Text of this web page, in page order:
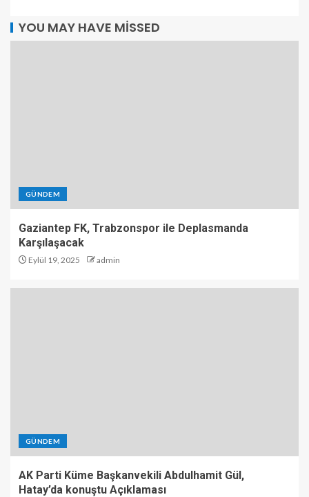
YOU MAY HAVE MISSED
GÜNDEM
Gaziantep FK, Trabzonspor ile Deplasmanda
Karşılaşacak
Eylül 19, 2025 admin
GÜNDEM
AK Parti Küme Başkanvekili Abdulhamit Gül,
Hatay’da konuştu Açıklaması